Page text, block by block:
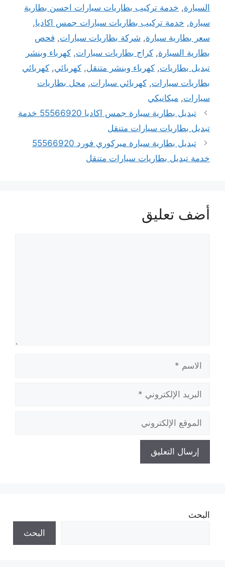
السيارة, خدمة تركيب بطاريات سيارات احسن بطارية
سيارة, خدمة تركيب بطاريات سيارات جمس اكاديا,
سعر بطارية سيارة, شركة بطاريات سيارات, فحص
بطارية السيارة, كراج بطاريات سيارات, كهرباء وبنشر
تبديل بطاريات, كهرباء وبنشر متنقل, كهربائي, كهربائي
بطاريات سيارات, كهربائي سيارات, محل بطاريات
سيارات, ميكانيكي
تبديل بطارية سيارة جمس اكاديا 55566920 خدمة
تبديل بطاريات سيارات متنقل
تبديل بطارية سيارة ميركوري فورد 55566920
خدمة تبديل بطاريات سيارات متنقل
أضف تعليق
الاسم
البريد
الإلكتروني
الموقع
الإلكتروني
البحث
البحث